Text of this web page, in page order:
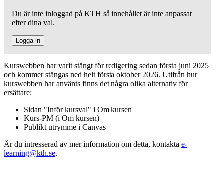
Du är inte inloggad på KTH så innehållet är inte anpassat
efter dina val.
Logga in
Kurswebben har varit stängt för redigering sedan första juni 2025
och kommer stängas ned helt första oktober 2026. Utifrån hur
kurswebben har använts finns det några olika alternativ för
ersättare:
Sidan "Inför kursval" i Om kursen
Kurs-PM (i Om kursen)
Publikt utrymme i Canvas
Är du intresserad av mer information om detta, kontakta e-
learning@kth.se.